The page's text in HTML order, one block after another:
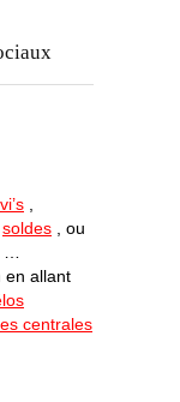
soldes , ou
en allant
centrales